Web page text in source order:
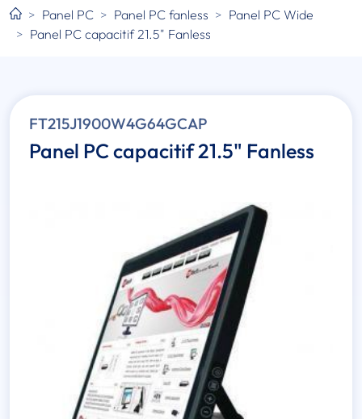
Panel PC Panel PC fanless
Panel PC Wide
Panel PC capacitif 21.5" Fanless
FT215J1900W4G64GCAP
Panel PC capacitif 21.5" Fanless